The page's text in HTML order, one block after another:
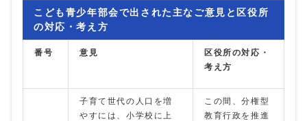
こども青少年部会で出された主なご意見と区役所
の対応・考え方
番号 意見
区役所の対応・
考え方
子育て世代の人口を増
やすには、小学校に上
この間、分権型
教育行政を推進